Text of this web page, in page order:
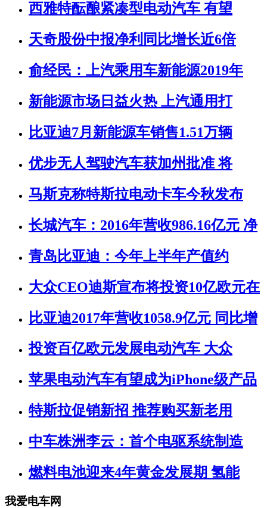
西雅特酝酿紧凑型电动汽车 有望
天奇股份中报净利同比增长近6倍
俞经民：上汽乘用车新能源2019年
新能源市场日益火热 上汽通用打
比亚迪7月新能源车销售1.51万辆
优步无人驾驶汽车获加州批准 将
马斯克称特斯拉电动卡车今秋发布
长城汽车：2016年营收986.16亿元 净
青岛比亚迪：今年上半年产值约
大众CEO迪斯宣布将投资10亿欧元在
比亚迪2017年营收1058.9亿元 同比增
投资百亿欧元发展电动汽车 大众
苹果电动汽车有望成为iPhone级产品
特斯拉促销新招 推荐购买新老用
中车株洲李云：首个电驱系统制造
燃料电池迎来4年黄金发展期 氢能
我爱电车网